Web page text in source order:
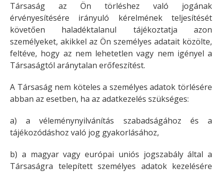
Társaság az Ön törléshez való jogának
érvényesítésére irányuló kérelmének teljesítését
követően haladéktalanul tájékoztatja azon
személyeket, akikkel az Ön személyes adatait közölte,
feltéve, hogy az nem lehetetlen vagy nem igényel a
Társaságtól aránytalan erőfeszítést.
A Társaság nem köteles a személyes adatok törlésére
abban az esetben, ha az adatkezelés szükséges:
a) a véleménynyilvánítás szabadságához és a
tájékozódáshoz való jog gyakorlásához,
b) a magyar vagy európai uniós jogszabály által a
Társaságra telepített személyes adatok kezelésére